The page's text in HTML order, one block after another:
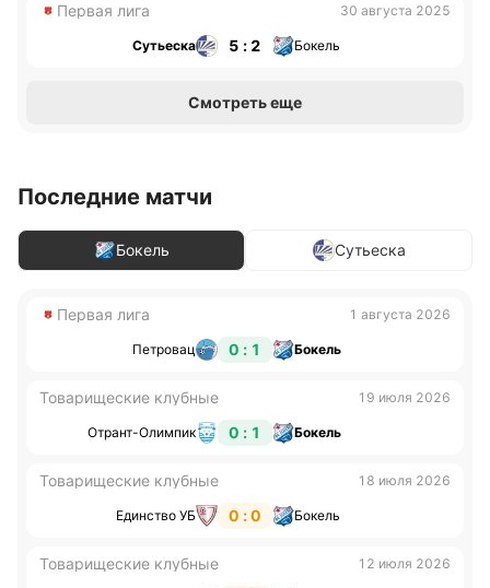
Первая лига 30 августа 2025
Сутьеска 5 : 2 Бокель
Смотреть еще
Последние матчи
Бокель Сутьеска
Первая лига 1 августа 2026
Петровац 0 : 1 Бокель
Товарищеские клубные 19 июля 2026
Отрант-Олимпик 0 : 1 Бокель
Товарищеские клубные 18 июля 2026
Единство УБ 0 : 0 Бокель
Товарищеские клубные 12 июля 2026